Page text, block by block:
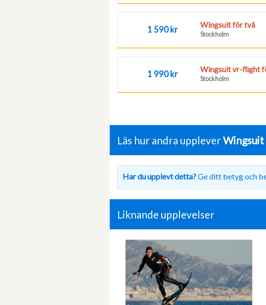
1 590 kr Wingsuit för två
Stockholm
1 990 kr Wingsuit vr-flight
Stockholm
Läs hur andra uppleverWingsuit
Har du upplevt detta?Ge ditt betyg och
Liknande upplevelser